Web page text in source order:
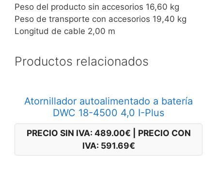
Peso del producto sin accesorios 16,60 kg
Peso de transporte con accesorios 19,40 kg
Longitud de cable 2,00 m
Productos relacionados
Atornillador autoalimentado a batería
DWC 18-4500 4,0 I-Plus
PRECIO SIN IVA: 489.00€
PRECIO CON
IVA: 591.69€